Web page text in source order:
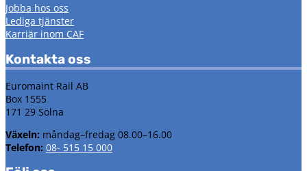
Jobba hos oss
Lediga tjänster
Karriär inom CAF
Kontakta oss
Euromaint Rail AB
Box 1555
171 29 Solna
Växeln: måndag–fredag 08.00–16.00
Telefon: 08- 515 15 000